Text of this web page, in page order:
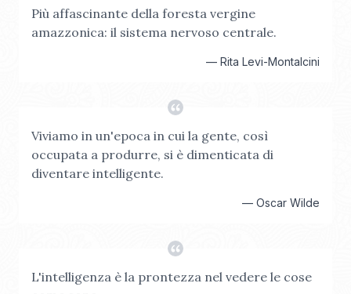
Più affascinante della foresta vergine
amazzonica: il sistema nervoso centrale.
— Rita Levi-Montalcini
Viviamo in un'epoca in cui la gente, così
occupata a produrre, si è dimenticata di
diventare intelligente.
— Oscar Wilde
L'intelligenza è la prontezza nel vedere le cose